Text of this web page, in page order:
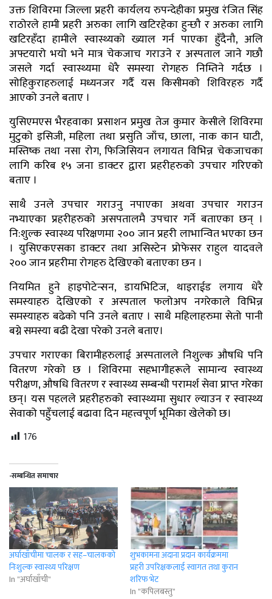
उक्त शिविरमा जिल्ला प्रहरी कार्यलय रुपन्देहीका प्रमुख रंजित सिंह
राठोरले हामी प्रहरी अरुका लागि खटिरहेका हुन्छौ र अरुका लागि
खटिरहँदा हामीले स्वास्थ्यको ख्याल गर्न पाएका हुँदैनौ, अलि
अफ्टयारो भयो भने मात्र चेकजाच गराउने र अस्पताल जाने गछौ
जसले गर्दा स्वास्थ्यमा धेरै समस्या रोगहरु निम्तिने गर्दछ ।
सोहिकुराहरुलाई मध्यनजर गर्दै यस किसीमको शिविरहरु गर्दै
आएको उनले बताए ।
युसिएमएस भैरहवाका प्रसाशन प्रमुख तेज कुमार केसीले शिविरमा
मुटुको इसिजी, महिला तथा प्रसुति जाँच, छाला, नाक कान घाटी,
मस्तिष्क तथा नसा रोग, फिजिसियन लगायत विभिन्न चेकजाचका
लागि करिब १५ जना डाक्टर द्वारा प्रहरीहरुको उपचार गरिएको
बताए ।
साथै उनले उपचार गराउनु नपाएका अथवा उपचार गराउन
नभ्याएका प्रहरीहरुको असपतालमै उपचार गर्ने बताएका छन् ।
नि:शुल्क स्वास्थ्य परिक्षणमा २०० जान प्रहरी लाभान्वित भएका छन
। युसिएकएसका डाक्टर तथा असिस्टेन प्रोफेसर राहुल यादवले
२०० जान प्रहरीमा रोगहरु देखिएको बताएका छन ।
नियमित हुने हाइपोटेन्सन, डायभिटिज, थाइराईड लगाय धेरै
समस्याहरु देखिएको र अस्पताल फलोअप नगरेकाले विभिन्न
समस्याहरु बढेको पनि उनले बताए । साथै महिलाहरुमा सेतो पानी
बग्ने समस्या बढी देखा परेको उनले बताए।
उपचार गराएका बिरामीहरुलाई अस्पतालले निशुल्क औषधि पनि
वितरण गरेको छ । शिविरमा सहभागीहरूले सामान्य स्वास्थ्य
परीक्षण, औषधि वितरण र स्वास्थ्य सम्बन्धी परामर्श सेवा प्राप्त गरेका
छन्। यस पहलले प्रहरीहरुको स्वास्थ्यमा सुधार ल्याउन र स्वास्थ्य
सेवाको पहुँचलाई बढावा दिन महत्त्वपूर्ण भूमिका खेलेको छ।
176
-सम्बन्धित समाचार
अर्घाखाँचीमा चालक र सह–चालकको
निःशुल्क स्वास्थ्य परिक्षण
In "अर्घाखाँची"
शुभकामना अदाना प्रदान कार्यक्रममा
प्रहरी उपरिक्षकलाई स्वागत तथा कुरान
शरिफ भेट
In "कपिलबस्तु"